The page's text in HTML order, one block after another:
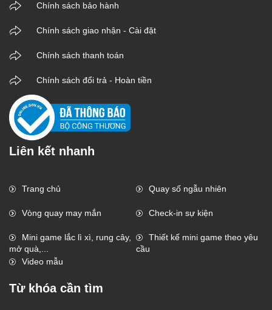
Chính sách bảo hành
Chính sách giao nhận - Cài đặt
Chính sách thanh toán
Chính sách đổi trả - Hoàn tiền
Liên kết nhanh
Trang chủ Quay số ngẫu nhiên
Vòng quay may mắn Check-in sự kiện
Mini game lắc lì xì, rung cây,
mở quà,...
Thiết kế mini game theo yêu
cầu
Video mẫu
Từ khóa cần tìm